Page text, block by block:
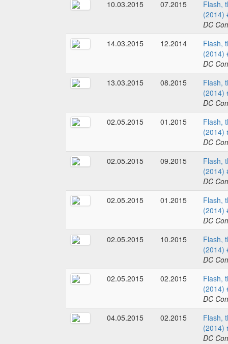
10.03.2015
07.2015
Flash,
(2014)
DC
14.03.2015
12.2014
Flash,
(2014)
DC
13.03.2015
08.2015
Flash,
(2014)
DC
02.05.2015
01.2015
Flash,
(2014)
DC
02.05.2015
09.2015
Flash,
(2014)
DC
02.05.2015
01.2015
Flash,
(2014)
DC
02.05.2015
10.2015
Flash,
(2014)
DC
02.05.2015
02.2015
Flash,
(2014)
DC
04.05.2015
02.2015
Flash,
(2014)
DC